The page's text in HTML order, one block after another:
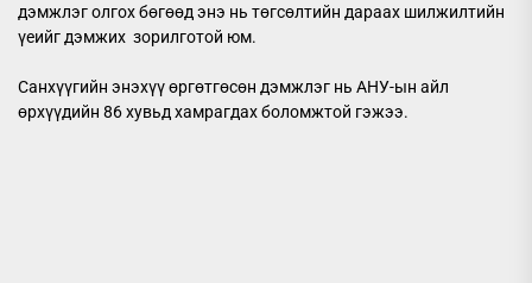
дэмжлэг олгох бөгөөд энэ нь төгсөлтийн дараах шилжилтийн
үеийг дэмжих зорилготой юм.
Санхүүгийн энэхүү өргөтгөсөн дэмжлэг нь АНУ-ын айл
өрхүүдийн 86 хувьд хамрагдах боломжтой гэжээ.